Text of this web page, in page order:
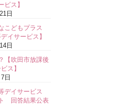
ビス】
日
こどもプラス
イサービス】
日
吹田市放課後
ス】
日
デイサービス
回答結果公表